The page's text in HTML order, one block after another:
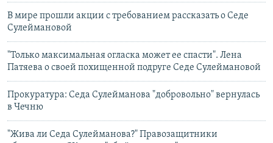
В мире прошли акции с требованием рассказать о Седе
Сулеймановой
"Только максимальная огласка может ее спасти". Лена
Патяева о своей похищенной подруге Седе Сулеймановой
Прокуратура: Седа Сулейманова "добровольно" вернулась
в Чечню
"Жива ли Седа Сулейманова?" Правозащитники